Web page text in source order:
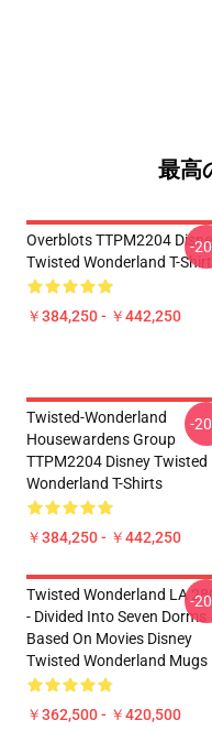
最高
Overblots TTPM2204
Twisted Wonderland T-
￥384,250 - ￥442,250
-
Twisted-Wonderland
Housewardens Group
TTPM2204 Disney Twisted
Wonderland T-Shirts
￥384,250 - ￥442,250
-
Twisted Wonderland LA
- Divided Into Seven Dorms
Based On Movies Disney
Twisted Wonderland Mugs
￥362,500 - ￥420,500
-